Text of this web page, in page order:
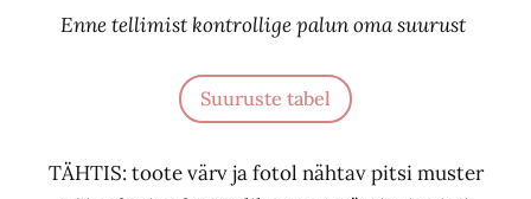
Enne tellimist kontrollige palun oma suurust
Suuruste tabel
TÄHTIS: toote värv ja fotol nähtav pitsi muster